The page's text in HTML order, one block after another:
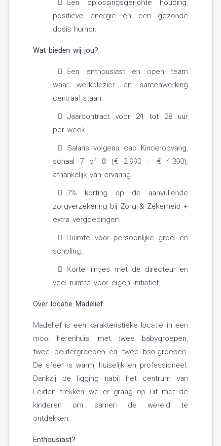
Een oplossingsgerichte houding,
positieve energie en een gezonde
dosis humor.
Wat bieden wij jou?
Een enthousiast en open team
waar werkplezier en samenwerking
centraal staan.
Jaarcontract voor 24 tot 28 uur
per week.
Salaris volgens cao Kinderopvang,
schaal 7 of 8 (€ 2.990 – € 4.390),
afhankelijk van ervaring.
7% korting op de aanvullende
zorgverzekering bij Zorg & Zekerheid +
extra vergoedingen.
Ruimte voor persoonlijke groei en
scholing.
Korte lijntjes met de directeur en
veel ruimte voor eigen initiatief.
Over locatie Madelief
Madelief is een karakteristieke locatie in een
mooi herenhuis, met twee babygroepen,
twee peutergroepen en twee bso-groepen.
De sfeer is warm, huiselijk en professioneel.
Dankzij de ligging nabij het centrum van
Leiden trekken we er graag op uit met de
kinderen om samen de wereld te
ontdekken.
Enthousiast?